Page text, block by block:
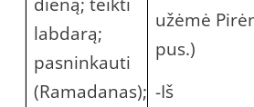
labdarą;
pasninkauti
(Ramadanas);
užėmė
pus.)
-Iš